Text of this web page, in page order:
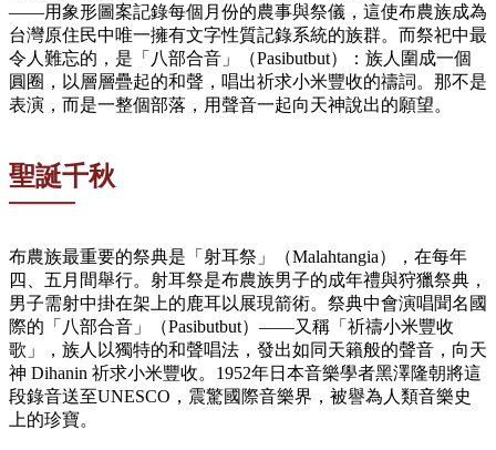
——用象形圖案記錄每個月份的農事與祭儀，這使布農族成為
台灣原住民中唯一擁有文字性質記錄系統的族群。而祭祀中最
令人難忘的，是「八部合音」（Pasibutbut）：族人圍成一個
圓圈，以層層疊起的和聲，唱出祈求小米豐收的禱詞。那不是
表演，而是一整個部落，用聲音一起向天神說出的願望。
聖誕千秋
布農族最重要的祭典是「射耳祭」（Malahtangia），在每年
四、五月間舉行。射耳祭是布農族男子的成年禮與狩獵祭典，
男子需射中掛在架上的鹿耳以展現箭術。祭典中會演唱聞名國
際的「八部合音」（Pasibutbut）——又稱「祈禱小米豐收
歌」，族人以獨特的和聲唱法，發出如同天籟般的聲音，向天
神 Dihanin 祈求小米豐收。1952年日本音樂學者黑澤隆朝將這
段錄音送至UNESCO，震驚國際音樂界，被譽為人類音樂史
上的珍寶。